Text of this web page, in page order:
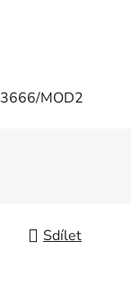
3666/MOD2
Sdílet